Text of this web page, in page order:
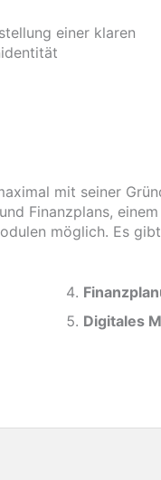
einer klaren
mit seiner
Finanzplans,
möglich. Es
Digitales